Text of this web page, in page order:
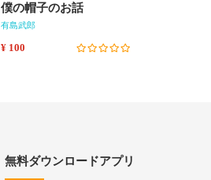
僕の帽子のお話
有島武郎
¥ 100
無料ダウンロードアプリ